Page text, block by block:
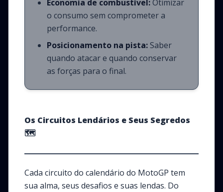
Economia de combustível:Otimizar
o consumo sem comprometer a
performance.
Posicionamento na pista: Saber
quando atacar e quando conservar
as forças para o final.
Os Circuitos Lendários e Seus Segredos
🗺️
Cada circuito do calendário do MotoGP tem
sua alma, seus desafios e suas lendas. Do